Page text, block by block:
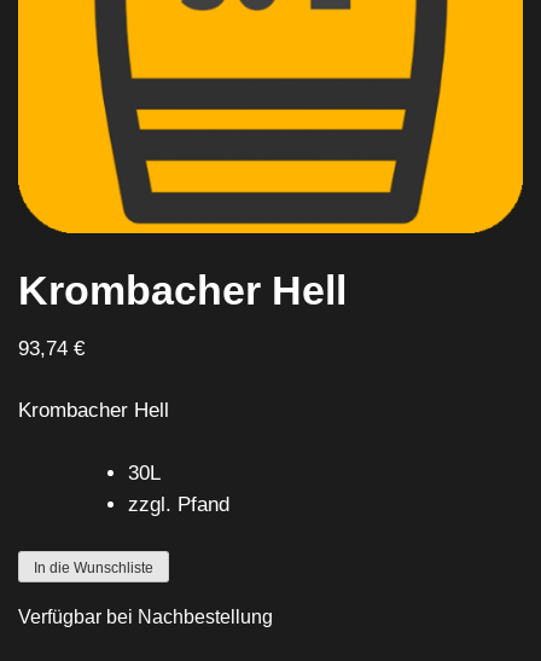
Krombacher Hell
93,74 €
Krombacher Hell
30L
zzgl. Pfand
In die Wunschliste
Verfügbar bei Nachbestellung